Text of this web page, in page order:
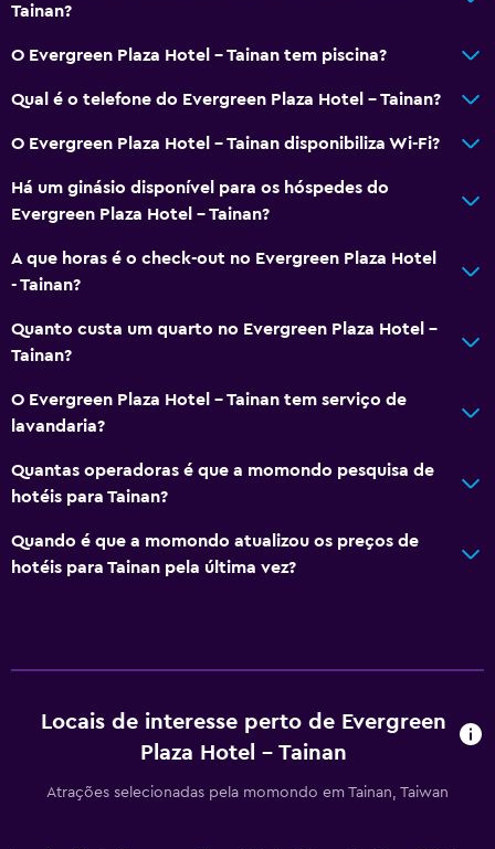
Internet
Roupa de cama
Champô
Detetores de fumo
Ar-condicionado
Caixotes do lixo
Quartos familiares
Área de descanso
Pantufas
Telefone
Piso em carpete
Vista da cidade
Zona de convívio/TV partilhada
Leitor de DVD
Tainan?
O Evergreen Plaza Hotel - Tainan tem piscina?
Qual é o telefone do Evergreen Plaza Hotel - Tainan?
O Evergreen Plaza Hotel - Tainan disponibiliza Wi-Fi?
Há um ginásio disponível para os hóspedes do
Evergreen Plaza Hotel - Tainan?
A que horas é o check-out no Evergreen Plaza Hotel
- Tainan?
Quanto custa um quarto no Evergreen Plaza Hotel -
Tainan?
O Evergreen Plaza Hotel - Tainan tem serviço de
lavandaria?
Quantas operadoras é que a momondo pesquisa de
hotéis para Tainan?
Quando é que a momondo atualizou os preços de
hotéis para Tainan pela última vez?
Locais de interesse perto de Evergreen
Plaza Hotel - Tainan
Atrações selecionadas pela momondo em Tainan, Taiwan